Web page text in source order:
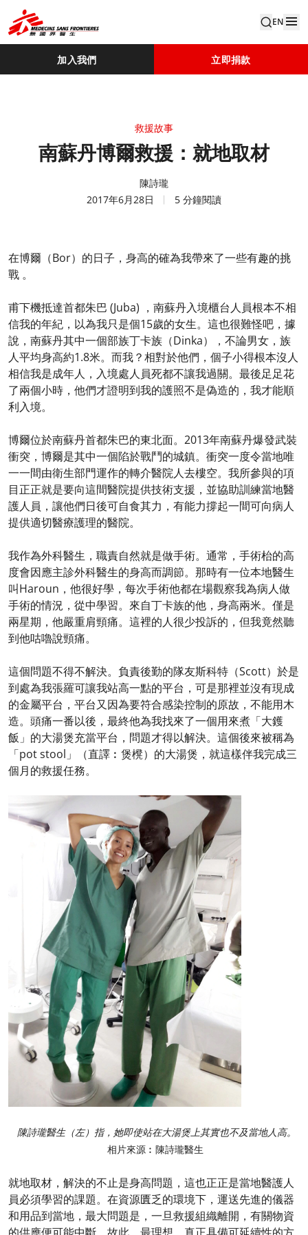
EN
加入我們 立即捐款
救援故事
南蘇丹博爾救援：就地取材
陳詩瓏
2017年6月28日
5 分鐘閱讀
在博爾（Bor）的日子，身高的確為我帶來了一些有趣的挑
戰 。
甫下機抵達首都朱巴 (Juba) ，南蘇丹入境櫃台人員根本不相
信我的年紀，以為我只是個15歲的女生。這也很難怪吧，據
說，南蘇丹其中一個部族丁卡族（Dinka），不論男女，族
人平均身高約1.8米。而我？相對於他們，個子小得根本沒人
相信我是成年人，入境處人員死都不讓我過關。最後足足花
了兩個小時，他們才證明到我的護照不是偽造的，我才能順
利入境。
博爾位於南蘇丹首都朱巴的東北面。2013年南蘇丹爆發武裝
衝突，博爾是其中一個陷於戰鬥的城鎮。衝突一度令當地唯
一一間由衛生部門運作的轉介醫院人去樓空。我所參與的項
目正正就是要向這間醫院提供技術支援，並協助訓練當地醫
護人員，讓他們日後可自食其力，有能力撐起一間可向病人
提供適切醫療護理的醫院。
我作為外科醫生，職責自然就是做手術。通常，手術枱的高
度會因應主診外科醫生的身高而調節。那時有一位本地醫生
叫Haroun，他很好學，每次手術他都在場觀察我為病人做
手術的情況，從中學習。來自丁卡族的他，身高兩米。僅是
兩星期，他嚴重肩頸痛。這裡的人很少投訴的，但我竟然聽
到他咕嚕說頸痛。
這個問題不得不解決。負責後勤的隊友斯科特（Scott）於是
到處為我張羅可讓我站高一點的平台，可是那裡並沒有現成
的金屬平台，平台又因為要符合感染控制的原故，不能用木
造。頭痛一番以後，最終他為我找來了一個用來煮「大鑊
飯」的大湯煲充當平台，問題才得以解決。這個後來被稱為
「pot stool」（直譯︰煲櫈）的大湯煲，就這樣伴我完成三
個月的救援任務。
陳詩瓏醫生（左）指，她即使站在大湯煲上其實也不及當地人高。
相片來源︰陳詩瓏醫生
就地取材，解決的不止是身高問題，這也正正是當地醫護人
員必須學習的課題。在資源匱乏的環境下，運送先進的儀器
和用品到當地，最大問題是，一旦救援組織離開，有關物資